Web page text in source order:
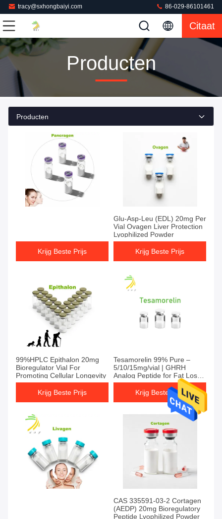
tracy@sxhongbaiyi.com 86-029-86101461
Citaat
Producten
Producten
Krijg Beste Prijs
Glu-Asp-Leu (EDL) 20mg Per
Vial Ovagen Liver Protection
Lyophilized Powder
Krijg Beste Prijs
99%HPLC Epithalon 20mg
Bioregulator Vial For
Promoting Cellular Longevity
Krijg Beste Prijs
Tesamorelin 99% Pure –
5/10/15mg/vial | GHRH
Analog Peptide for Fat Loss
& GH Boost
Krijg Beste Prijs
CAS 335591-03-2 Cortagen
(AEDP) 20mg Bioregulatory
Peptide Lyophilized Powder